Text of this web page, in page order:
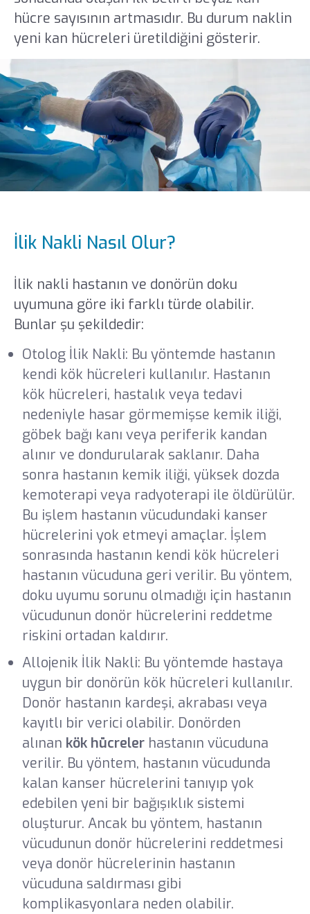
hücre sayısının artmasıdır. Bu durum naklin
yeni kan hücreleri üretildiğini gösterir.
İlik Nakli Nasıl Olur?
İlik nakli hastanın ve donörün doku
uyumuna göre iki farklı türde olabilir.
Bunlar şu şekildedir:
Otolog İlik Nakli: Bu yöntemde hastanın
kendi kök hücreleri kullanılır. Hastanın
kök hücreleri, hastalık veya tedavi
nedeniyle hasar görmemişse kemik iliği,
göbek bağı kanı veya periferik kandan
alınır ve dondurularak saklanır. Daha
sonra hastanın kemik iliği, yüksek dozda
kemoterapi veya radyoterapi ile öldürülür.
Bu işlem hastanın vücudundaki kanser
hücrelerini yok etmeyi amaçlar. İşlem
sonrasında hastanın kendi kök hücreleri
hastanın vücuduna geri verilir. Bu yöntem,
doku uyumu sorunu olmadığı için hastanın
vücudunun donör hücrelerini reddetme
riskini ortadan kaldırır.
Allojenik İlik Nakli: Bu yöntemde hastaya
uygun bir donörün kök hücreleri kullanılır.
Donör hastanın kardeşi, akrabası veya
kayıtlı bir verici olabilir. Donörden
alınan kök hücrelerhastanın vücuduna
verilir. Bu yöntem, hastanın vücudunda
kalan kanser hücrelerini tanıyıp yok
edebilen yeni bir bağışıklık sistemi
oluşturur. Ancak bu yöntem, hastanın
vücudunun donör hücrelerini reddetmesi
veya donör hücrelerinin hastanın
vücuduna saldırması gibi
komplikasyonlara neden olabilir.